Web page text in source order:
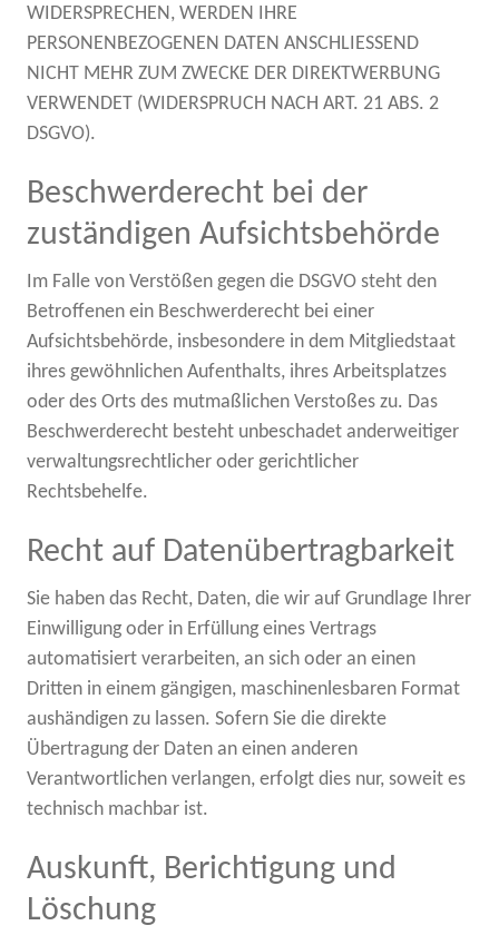
WIDERSPRECHEN, WERDEN IHRE
PERSONENBEZOGENEN DATEN ANSCHLIESSEND
NICHT MEHR ZUM ZWECKE DER DIREKTWERBUNG
VERWENDET (WIDERSPRUCH NACH ART. 21 ABS. 2
DSGVO).
Beschwerde­recht bei der
zuständigen Aufsichts­behörde
Im Falle von Verstößen gegen die DSGVO steht den
Betroffenen ein Beschwerderecht bei einer
Aufsichtsbehörde, insbesondere in dem Mitgliedstaat
ihres gewöhnlichen Aufenthalts, ihres Arbeitsplatzes
oder des Orts des mutmaßlichen Verstoßes zu. Das
Beschwerderecht besteht unbeschadet anderweitiger
verwaltungsrechtlicher oder gerichtlicher
Rechtsbehelfe.
Recht auf Daten­übertrag­barkeit
Sie haben das Recht, Daten, die wir auf Grundlage Ihrer
Einwilligung oder in Erfüllung eines Vertrags
automatisiert verarbeiten, an sich oder an einen
Dritten in einem gängigen, maschinenlesbaren Format
aushändigen zu lassen. Sofern Sie die direkte
Übertragung der Daten an einen anderen
Verantwortlichen verlangen, erfolgt dies nur, soweit es
technisch machbar ist.
Auskunft, Berichtigung und
Löschung